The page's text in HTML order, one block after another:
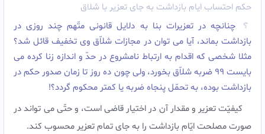
حکم احتساب ایام بازداشت به جای تعزیر با شلاق
چنانچه در تعزیرات بنا به دلایل قانونى متّهم چند روزى در
بازداشت بماند، آیا مى توان در مجازات شلاّق وى تخفیف قائل شد؟
مثلا شخصى که اقدام به ارتباط نامشروع در حدّ و اندازه زنا کرده مى
بایست 99 ضربه شلاّق بخورد، ولى چون ده روز تا زمان صدور حکم در
بازداشت بوده، به تحمّل پنجاه ضربه یا کمتر محکوم گردد؟!
کیفیّت تعزیر و مقدار آن در اختیار قاضى است، و حتّى مى تواند در
صورت مصلحت ایّام بازداشت را به جاى تمام تعزیر محسوب کند.‌